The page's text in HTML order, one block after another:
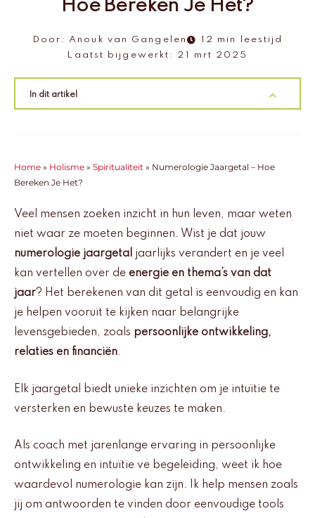
Hoe Bereken Je Het?
Door: Anouk van Gangelen
12 min leestijd
Laatst bijgewerkt:
21 mrt 2025
In dit artikel
Home » Holisme » Spiritualiteit » Numerologie Jaargetal – Hoe
Bereken Je Het?
Veel mensen zoeken inzicht in hun leven, maar weten
niet waar ze moeten beginnen. Wist je dat jouw
numerologie jaargetal jaarlijks verandert en je veel
kan vertellen over de energie en thema’s van dat
jaar? Het berekenen van dit getal is eenvoudig en kan
je helpen vooruit te kijken naar belangrijke
levensgebieden, zoals persoonlijke ontwikkeling,
relaties en financiën.
Elk jaargetal biedt unieke inzichten om je intuïtie te
versterken en bewuste keuzes te maken.
Als coach met jarenlange ervaring in persoonlijke
ontwikkeling en intuïtie ve begeleiding, weet ik hoe
waardevol numerologie kan zijn. Ik help mensen zoals
jij om antwoorden te vinden door eenvoudige tools